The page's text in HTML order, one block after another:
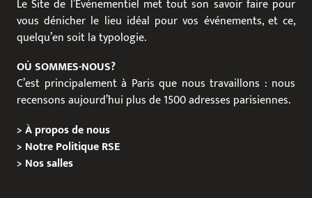
Le Site de l’Événementiel met tout son savoir faire pour
vous dénicher le lieu idéal pour vos événements, et ce,
quelqu’en soit la typologie.
OÙ SOMMES-NOUS?
C’est principalement à Paris que nous travaillons : nous
recensons aujourd’hui plus de 1500 adresses parisiennes.
>À propos de nous
> Notre Politique RSE
> Nos salles